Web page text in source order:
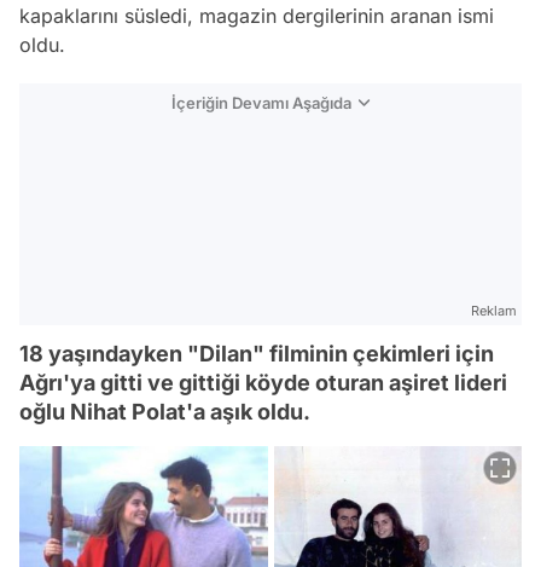
kapaklarını süsledi, magazin dergilerinin aranan ismi
oldu.
İçeriğin Devamı Aşağıda
Reklam
18 yaşındayken "Dilan" filminin çekimleri için
Ağrı'ya gitti ve gittiği köyde oturan aşiret lideri
oğlu Nihat Polat'a aşık oldu.